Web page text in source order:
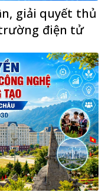
giải quyết thủ
điện tử